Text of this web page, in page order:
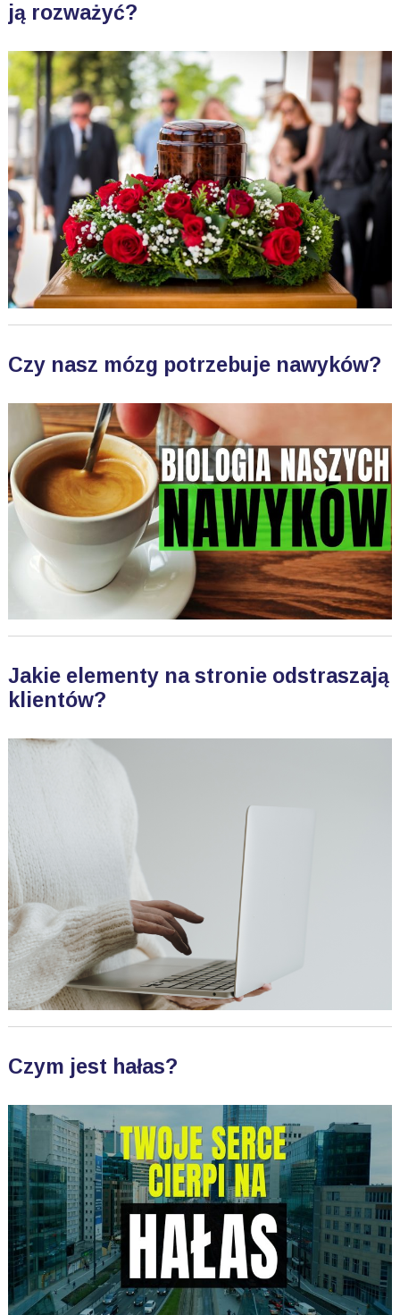
ją rozważyć?
Czy nasz mózg potrzebuje nawyków?
Jakie elementy na stronie odstraszają
klientów?
Czym jest hałas?